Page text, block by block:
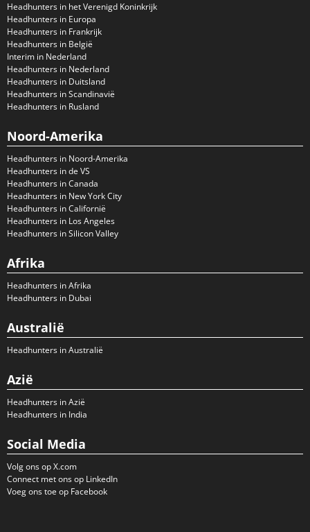
Headhunters in het Verenigd Koninkrijk
Headhunters in Europa
Headhunters in Frankrijk
Headhunters in België
Interim in Nederland
Headhunters in Nederland
Headhunters in Duitsland
Headhunters in Scandinavië
Headhunters in Rusland
Noord-Amerika
Headhunters in Noord-Amerika
Headhunters in de VS
Headhunters in Canada
Headhunters in New York City
Headhunters in Californië
Headhunters in Los Angeles
Headhunters in Silicon Valley
Afrika
Headhunters in Afrika
Headhunters in Dubai
Australië
Headhunters in Australië
Azië
Headhunters in Azië
Headhunters in India
Social Media
Volg ons op X.com
Connect met ons op LinkedIn
Voeg ons toe op Facebook